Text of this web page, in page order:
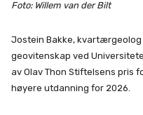
Foto: Willem van der Bilt
Jostein Bakke,
geovitenskap ved
av Olav Thon Stiftelsens pris
høyere utdanning for 2026.